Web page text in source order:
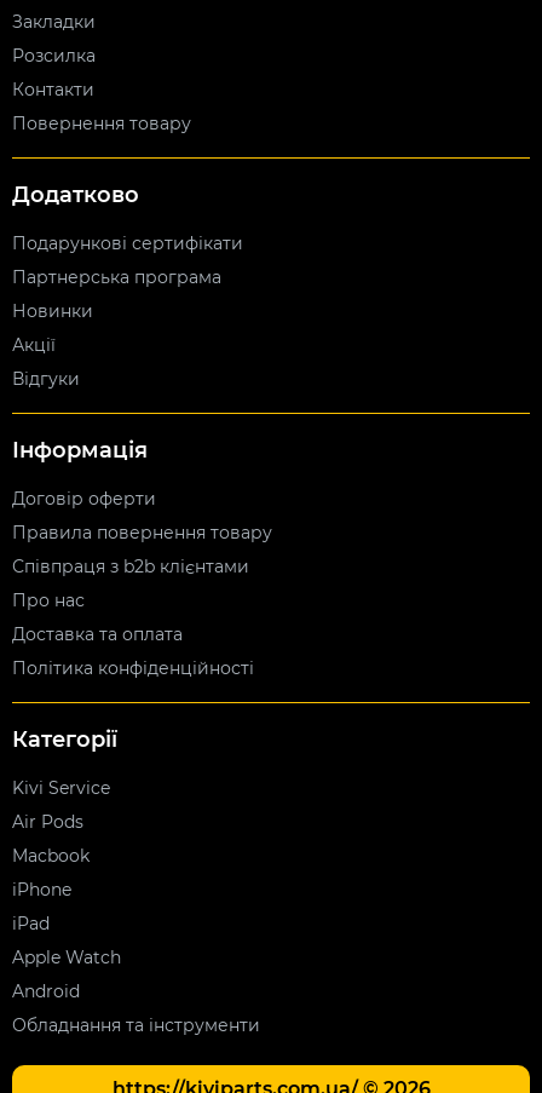
Закладки
Розсилка
Контакти
Повернення товару
Додатково
Подарункові сертифікати
Партнерська програма
Новинки
Акції
Відгуки
Інформація
Договір оферти
Правила повернення товару
Співпраця з b2b клієнтами
Про нас
Доставка та оплата
Політика конфіденційності
Категорії
Kivi Service
Air Pods
Macbook
iPhone
iPad
Apple Watch
Android
Обладнання та інструменти